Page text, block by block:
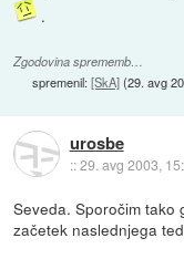
.
Zgodovina sprememb…
spremenil:[SkA](29. avg
urosbe
::29. avg 2003,
Seveda. Sporočim tako
začetek naslednjega